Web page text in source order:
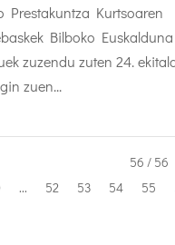
Prestakuntza Kurtsoaren
Bilboko Euskalduna
zuzendu zuten 24.
zuen...
56 / 56
... 52 53 54 55